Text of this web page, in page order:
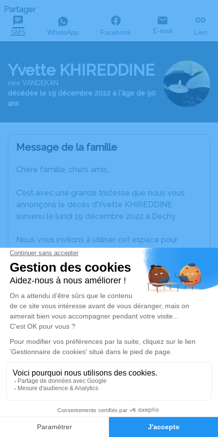
Faire-part Hommages
Partager
SMS WhatsApp Facebook E-mail Lien
Yvette KHIREDDINE
née VANDEKAN
décédée le 19 décembre 2022 à l'âge de 90
ans
Message de la famille
Chère famille, chers amis,
C’est avec une grande tristesse que nous vous
annonçons le décès d’Yvette KHIREDDINE
survenu le lundi 19 décembre 2022 à Dechy.
Nous vous invitons à utiliser cet espace pour
laisser vos condoléances, partager des photos
souvenirs, une anecdote ou exprimer vos pensées
à travers des poèmes ou des textes. Cet endroit
est un lieu d'expression dédié à honorer la
mémoire d’Yvette KHIREDDINE.
Un service de plantation d’arbre hommage est
disponible ici.
Je rends hommage
Déroulé des obsèques